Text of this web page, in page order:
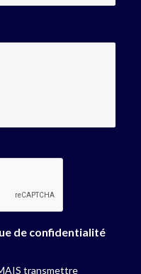
de confidentialité
transmettre